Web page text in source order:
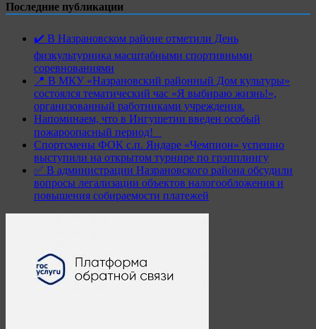
Последние публикации
✔️ В Назрановском районе отметили День
физкультурника масштабными спортивными
соревнованиями
📍 В МКУ «Назрановский районный Дом культуры»
состоялся тематический час «Я выбираю жизнь!»,
организованный работниками учреждения.
Напоминаем, что в Ингушетии введен особый
пожароопасный период!⁣⁣⠀
Спортсмены ФОК с.п. Яндаре «Чемпион» успешно
выступили на открытом турнире по грэпплингу
✅ В администрации Назрановского района обсудили
вопросы легализации объектов налогообложения и
повышения собираемости платежей